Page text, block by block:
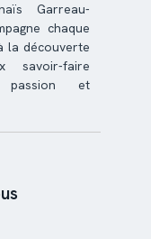
Garreau-
chaque
la découverte
savoir-faire
passion et